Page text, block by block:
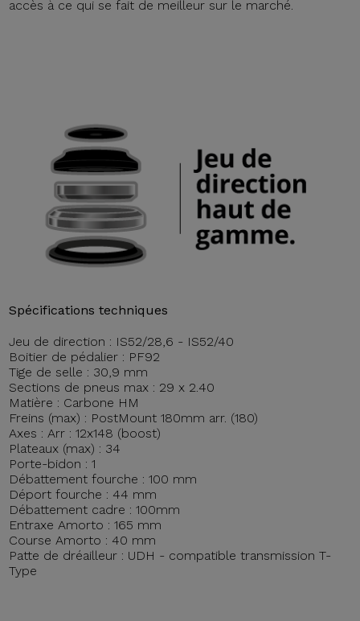
accès à ce qui se fait de meilleur sur le marché.
Spécifications techniques
Jeu de direction : IS52/28,6 - IS52/40
Boitier de pédalier : PF92
Tige de selle : 30,9 mm
Sections de pneus max : 29 x 2.40
Matière : Carbone HM
Freins (max) : PostMount 180mm arr. (180)
Axes : Arr : 12x148 (boost)
Plateaux (max) : 34
Porte-bidon : 1
Débattement fourche : 100 mm
Déport fourche : 44 mm
Débattement cadre : 100mm
Entraxe Amorto : 165 mm
Course Amorto : 40 mm
Patte de dréailleur : UDH - compatible transmission T-
Type